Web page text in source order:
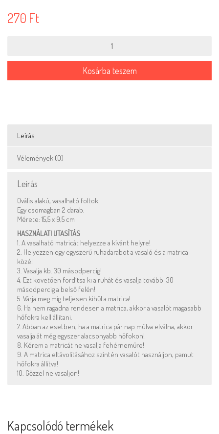
270 Ft
-215
Kosárba teszem
Leírás
Vélemények (0)
Leírás
Ovális alakú, vasalható foltok.
Egy csomagban 2 darab.
Mérete: 15,5 x 9,5 cm
HASZNÁLATI UTASÍTÁS
1. A vasalható matricát helyezze a kívánt helyre!
2. Helyezzen egy egyszerű ruhadarabot a vasaló és a matrica
közé!
3. Vasalja kb. 30 másodpercig!
4. Ezt követően fordítsa ki a ruhát és vasalja további 30
másodpercig a belső felén!
5. Várja meg míg teljesen kihűl a matrica!
6. Ha nem ragadna rendesen a matrica, akkor a vasalót magasabb
hőfokra kell állítani.
7. Abban az esetben, ha a matrica pár nap múlva elválna, akkor
vasalja át még egyszer alacsonyabb hőfokon!
8. Kérem a matricát ne vasalja fehérneműre!
9. A matrica eltávolításához szintén vasalót használjon, pamut
hőfokra állítva!
10. Gőzzel ne vasaljon!
Kapcsolódó termékek